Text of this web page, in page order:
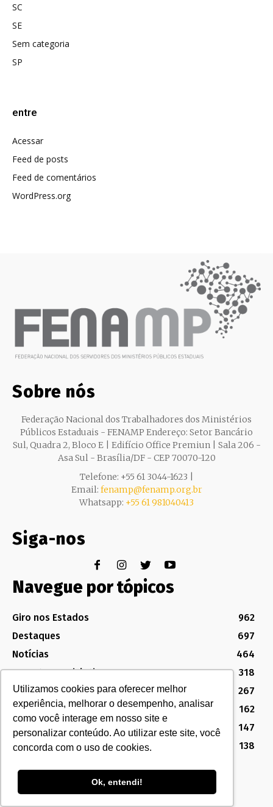
Utilizamos cookies para oferecer melhor
experiência, melhorar o desempenho, analisar
como você interage em nosso site e
personalizar conteúdo. Ao utilizar este site, você
concorda com o uso de cookies.
Ok, entendi!
SC
SE
Sem categoria
SP
entre
Acessar
Feed de posts
Feed de comentários
WordPress.org
Sobre nós
Federação Nacional dos Trabalhadores dos Ministérios
Públicos Estaduais - FENAMP Endereço: Setor Bancário
Sul, Quadra 2, Bloco E | Edifício Office Premiun | Sala 206 -
Asa Sul - Brasília/DF - CEP 70070-120
Telefone: +55 61 3044-1623 |
Email: fenamp@fenamp.org.br
Whatsapp: +55 61 981040413
Siga-nos
Navegue por tópicos
Giro nos Estados
962
Destaques
697
Notícias
464
Assuntos Legislativos
318
Política Sindical e Institucional
267
Destaques do Legislativo
162
Notícias do Congresso
147
MG
138